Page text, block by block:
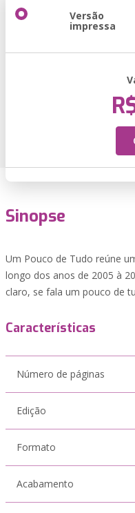
Versão
impressa
Sinopse
Um Pouco de Tudo reúne
longo dos anos de 2005 à
claro, se fala um pouco de
Características
Número de páginas
Edição
Formato
Acabamento